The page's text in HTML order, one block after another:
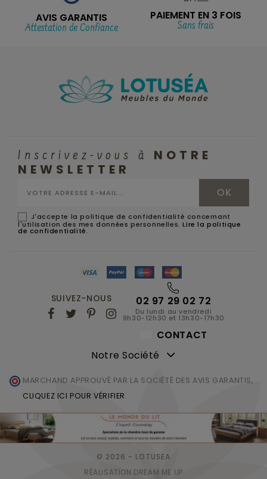
AVIS GARANTIS
Attestation de Confiance
PAIEMENT EN 3 FOIS
Sans frais
Inscrivez-vous à
NOTRE
NEWSLETTER
J'accepte la politique de confidentialité concernant
l'utilisation des mes données personnelles.Lire la politique
de confidentialité.
SUIVEZ-NOUS 02 97 29 02 72
Du lundi au vendredi
9h30-12h30 et 13h30-17h30
CONTACT
Notre Société
MARCHAND APPROUVÉ PAR LA SOCIÉTÉ DES AVIS GARANTIS,
CLIQUEZ ICI POUR VÉRIFIER.
© 2026 - LOTUSEA
RÉALISATION DREAM ME UP